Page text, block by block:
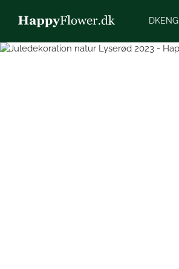
Blomster
DKENG